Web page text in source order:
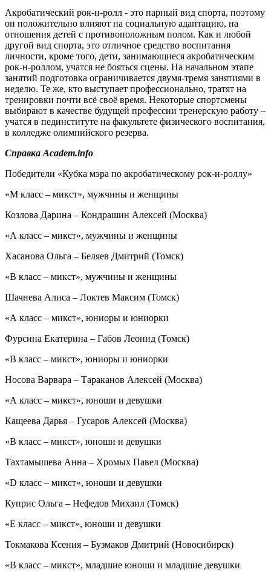
Акробатический рок-н-ролл - это парный вид спорта, поэтому
он положительно влияют на социальную адаптацию, на
отношения детей с противоположным полом. Как и любой
другой вид спорта, это отличное средство воспитания
личности, кроме того, дети, занимающиеся акробатическим
рок-н-роллом, учатся не бояться сцены. На начальном этапе
занятий подготовка ограничивается двумя-тремя занятиями в
неделю. Те же, кто выступает профессионально, тратят на
тренировки почти всё своё время. Некоторые спортсмены
выбирают в качестве будущей профессии тренерскую работу –
учатся в пединституте на факультете физического воспитания,
в колледже олимпийского резерва.
Справка Academ.info
Победители «Кубка мэра по акробатическому рок-н-роллу»
«М класс – микст», мужчины и женщины
Козлова Дарина – Кондрашин Алексей (Москва)
«А класс – микст», мужчины и женщины
Хасанова Ольга – Беляев Дмитрий (Томск)
«В класс – микст», мужчины и женщины
Шачнева Алиса – Локтев Максим (Томск)
«А класс – микст», юниоры и юниорки
Фурсина Екатерина – Габов Леонид (Томск)
«В класс – микст», юниоры и юниорки
Носова Варвара – Тараканов Алексей (Москва)
«А класс – микст», юноши и девушки
Кащеева Дарья – Гусаров Алексей (Москва)
«В класс – микст», юноши и девушки
Тахтамышева Анна – Хромых Павел (Москва)
«D класс – микст», юноши и девушки
Куприс Ольга – Нефедов Михаил (Томск)
«E класс – микст», юноши и девушки
Токмакова Ксения – Бузмаков Дмитрий (Новосибирск)
«В класс – микст», младшие юноши и младшие девушки